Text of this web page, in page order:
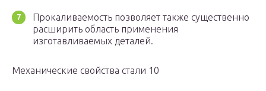
Прокаливаемость позволяет также существенно
расширить область применения
изготавливаемых деталей.
Механические свойства стали 10